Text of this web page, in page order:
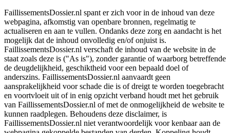
FaillissementsDossier.nl spant er zich voor in de inhoud van deze
webpagina, afkomstig van openbare bronnen, regelmatig te
actualiseren en aan te vullen. Ondanks deze zorg en aandacht is het
mogelijk dat de inhoud onvolledig en/of onjuist is.
FaillissementsDossier.nl verschaft de inhoud van de website in de
staat zoals deze is ("As is"), zonder garantie of waarborg betreffende
de deugdelijkheid, geschiktheid voor een bepaald doel of
anderszins. FaillissementsDossier.nl aanvaardt geen
aansprakelijkheid voor schade die is of dreigt te worden toegebracht
en voortvloeit uit of in enig opzicht verband houdt met het gebruik
van FaillissementsDossier.nl of met de onmogelijkheid de website te
kunnen raadplegen. Behoudens deze disclaimer, is
FaillissementsDossier.nl niet verantwoordelijk voor kenbaar aan de